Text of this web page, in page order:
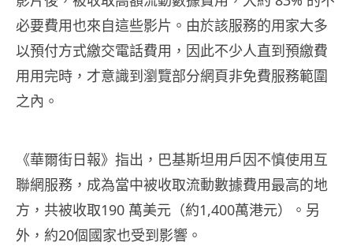
必要費用也來自這些影片。由於該服務的用家大多
以預付方式繳交電話費用，因此不少人直到預繳費
用用完時，才意識到瀏覽部分網頁非免費服務範圍
之內。
《華爾街日報》指出，巴基斯坦用戶因不慎使用互
聯網服務，成為當中被收取流動數據費用最高的地
方，共被收取190 萬美元（約1,400萬港元）。另
外，約20個國家也受到影響。